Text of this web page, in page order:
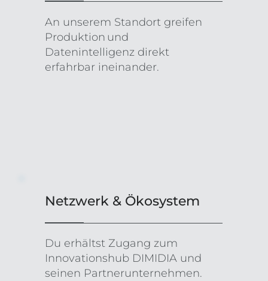
An unserem Standort greifen
Produktion und
Datenintelligenz direkt
erfahrbar ineinander.
Netzwerk & Ökosystem
Du erhältst Zugang zum
Innovationshub DIMIDIA und
seinen Partnerunternehmen.